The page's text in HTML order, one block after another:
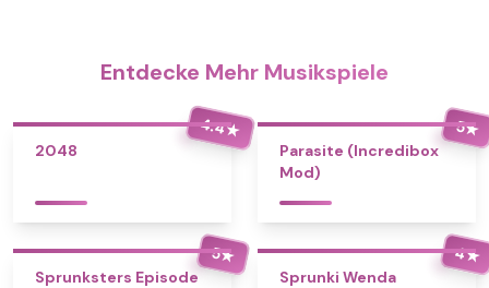
Entdecke Mehr Musikspiele
4.4★
2048
5★
Parasite (Incredibox
Mod)
5★
Sprunksters Episode
4★
Sprunki Wenda